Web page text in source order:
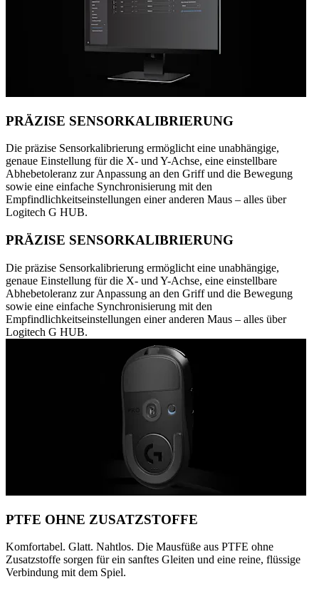
PRÄZISE SENSORKALIBRIERUNG
Die präzise Sensorkalibrierung ermöglicht eine unabhängige,
genaue Einstellung für die X- und Y-Achse, eine einstellbare
Abhebetoleranz zur Anpassung an den Griff und die Bewegung
sowie eine einfache Synchronisierung mit den
Empfindlichkeitseinstellungen einer anderen Maus – alles über
Logitech G HUB.
PRÄZISE SENSORKALIBRIERUNG
Die präzise Sensorkalibrierung ermöglicht eine unabhängige,
genaue Einstellung für die X- und Y-Achse, eine einstellbare
Abhebetoleranz zur Anpassung an den Griff und die Bewegung
sowie eine einfache Synchronisierung mit den
Empfindlichkeitseinstellungen einer anderen Maus – alles über
Logitech G HUB.
PTFE OHNE ZUSATZSTOFFE
Komfortabel. Glatt. Nahtlos. Die Mausfüße aus PTFE ohne
Zusatzstoffe sorgen für ein sanftes Gleiten und eine reine, flüssige
Verbindung mit dem Spiel.